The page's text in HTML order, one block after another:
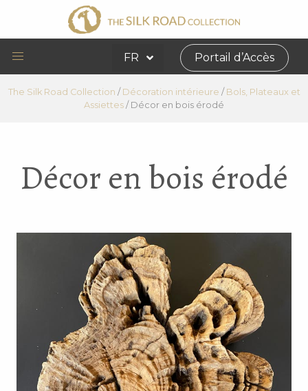
FR Portail d’Accès
The Silk Road Collection / Décoration intérieure / Bols, Plateaux et
Assiettes / Décor en bois érodé
Décor en bois érodé